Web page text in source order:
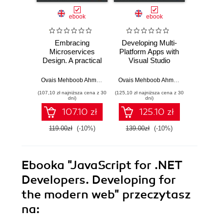
ebook
Embracing
Microservices
Design. A practical
anti-patterns and
to avoid
microservices
fallacies
,Nabil Siddiqui,Timothy Oleson
(107,10 zł najniższa cena z 30
dni)
107.10 zł
119.00zł (-10%)
ebook
Developing Multi-
Platform Apps with
Visual Studio
running with VS
multi-platform,
cloud-native, and
microservices-
based apps
Ovais Mehboob Ahmed Khan
(125,10 zł najniższa cena z 30
dni)
125.10 zł
139.00zł (-10%)
Ebooka "JavaScript for .NET
Developers. Developing for
the modern web" przeczytasz
na: